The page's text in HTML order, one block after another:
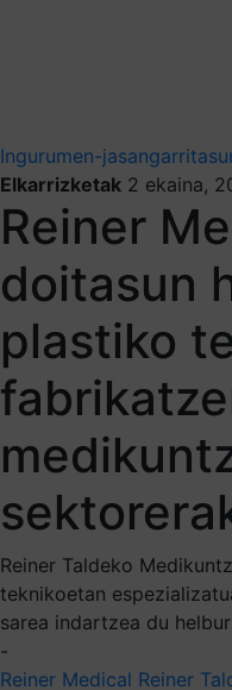
Ingurumen-
Elkarrizketak 2 ekaina,
Reiner
doitasun
plastiko
Reiner Taldeko
teknikoetan
sarea indartzea du
-
Reiner Medical Reiner